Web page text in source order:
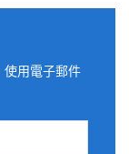
使用電子郵件